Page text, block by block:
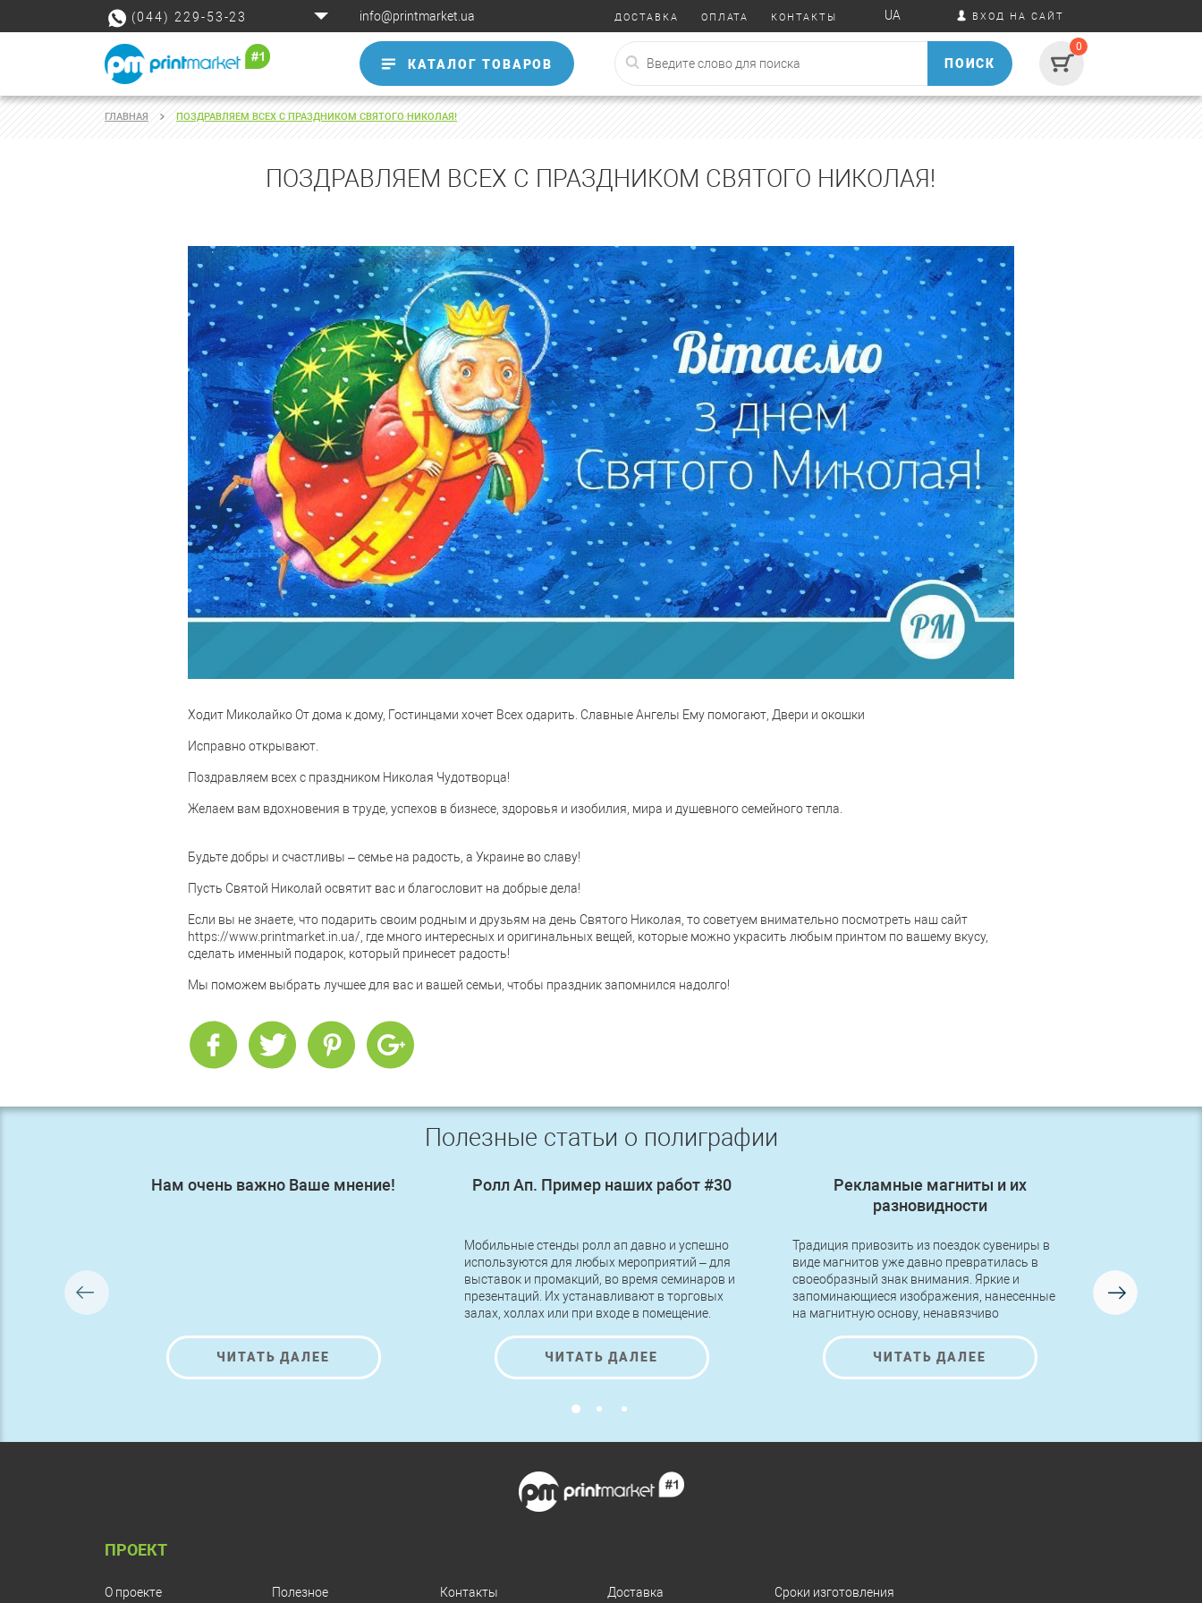
(044) 229-53-23 info@printmarket.ua ДОСТАВКА ОПЛАТА КОНТАКТЫ UA ВХОД НА САЙТ
КАТАЛОГ ТОВАРОВ ПОИСК
0
ГЛАВНАЯ ПОЗДРАВЛЯЕМ ВСЕХ С ПРАЗДНИКОМ СВЯТОГО НИКОЛАЯ!
ПОЗДРАВЛЯЕМ ВСЕХ С ПРАЗДНИКОМ СВЯТОГО НИКОЛАЯ!
Ходит Миколайко От дома к дому, Гостинцами хочет Всех одарить. Славные Ангелы Ему помогают, Двери и окошки
Исправно открывают.
Поздравляем всех с праздником Николая Чудотворца!
Желаем вам вдохновения в труде, успехов в бизнесе, здоровья и изобилия, мира и душевного семейного тепла.
Будьте добры и счастливы – семье на радость, а Украине во славу!
Пусть Святой Николай освятит вас и благословит на добрые дела!
Если вы не знаете, что подарить своим родным и друзьям на день Святого Николая, то советуем внимательно посмотреть наш сайт
https://www.printmarket.in.ua/, где много интересных и оригинальных вещей, которые можно украсить любым принтом по вашему вкусу,
сделать именный подарок, который принесет радость!
Мы поможем выбрать лучшее для вас и вашей семьи, чтобы праздник запомнился надолго!
Полезные статьи о полиграфии
Нам очень важно Ваше мнение!
ЧИТАТЬ ДАЛЕЕ
Ролл Ап. Пример наших работ #30
Мобильные стенды ролл ап давно и успешно
используются для любых мероприятий – для
выставок и промакций, во время семинаров и
презентаций. Их устанавливают в торговых
залах, холлах или при входе в помещение.
разборке, стенды roll up позволяют
передвигать, переносить и устанавливать их
за считанные минуты без применения
ЧИТАТЬ ДАЛЕЕ
Рекламные магниты и их
разновидности
Традиция привозить из поездок сувениры в
виде магнитов уже давно превратилась в
своеобразный знак внимания. Яркие и
запоминающиеся изображения, нанесенные
на магнитную основу, ненавязчиво
на них информацией и полюбоваться на
красивые рисунки.ЧИТАТЬ ДАЛЕЕ
логотипом!
изготовлена
AutoNova-D.
ПРОЕКТ
О проекте Полезное Контакты Доставка Сроки изготовления